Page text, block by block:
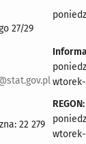
27/29
22 279
REGON: